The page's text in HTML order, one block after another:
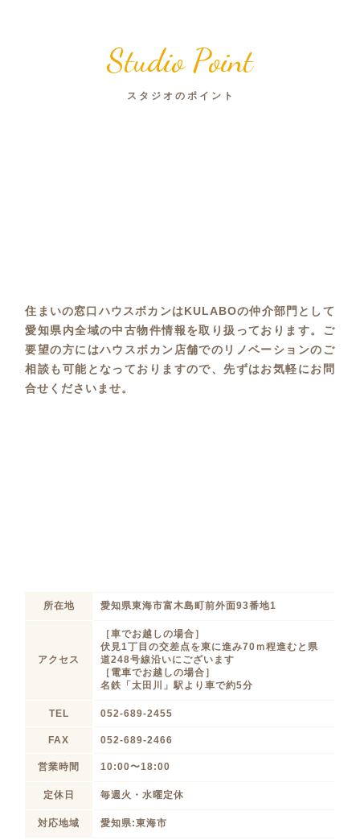
Studio Point
スタジオのポイント
住まいの窓口ハウスボカンはKULABOの仲介部門として
愛知県内全域の中古物件情報を取り扱っております。ご
要望の方にはハウスボカン店舗でのリノベーションのご
相談も可能となっておりますので、先ずはお気軽にお問
合せくださいませ。
所在地 愛知県東海市富木島町前外面93番地1
アクセス
［車でお越しの場合］
伏見1丁目の交差点を東に進み70ｍ程進むと県
道248号線沿いにございます
［電車でお越しの場合］
名鉄「太田川」駅より車で約5分
TEL 052-689-2455
FAX 052-689-2466
営業時間 10:00〜18:00
定休日 毎週火・水曜定休
対応地域 愛知県:東海市